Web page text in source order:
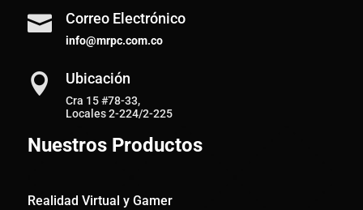
 Correo Electrónico
info@mrpc.com.co
 Ubicación
Cra 15 #78-33,
Locales 2-224/2-225
Nuestros Productos
Realidad Virtual y Gamer